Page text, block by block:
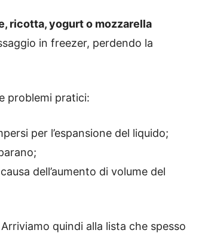
ricotta, yogurt o mozzarella
in freezer, perdendo la
problemi pratici:
per l’espansione del liquido;
dell’aumento di volume del
quindi alla lista che spesso